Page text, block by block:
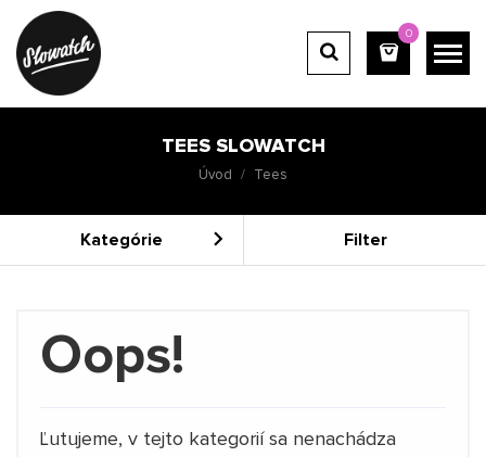
0
TEES SLOWATCH
Úvod Tees
Kategórie Filter
Oops!
Ľutujeme, v tejto kategorií sa nenachádza